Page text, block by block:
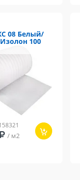
08 Белый/
100
/ м2